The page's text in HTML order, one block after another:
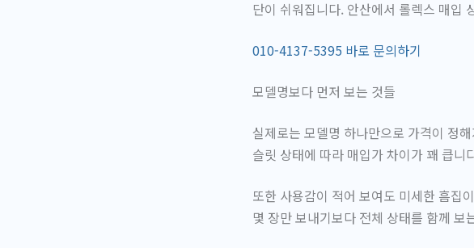
단이 쉬워집니다. 안산에서 롤렉스 매입
010-4137-5395 바로 문의하기
모델명보다 먼저 보는 것들
실제로는 모델명 하나만으로 가격이 정
슬릿 상태에 따라 매입가 차이가 꽤 큽니
또한 사용감이 적어 보여도 미세한 흠집
몇 장만 보내기보다 전체 상태를 함께 보